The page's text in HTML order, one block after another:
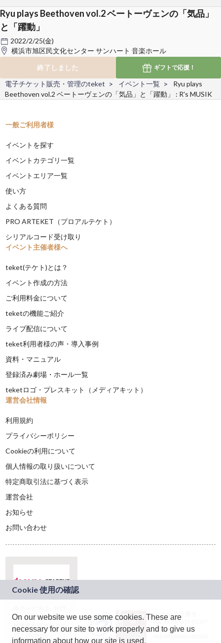
Ryu plays Beethoven vol.2 ベートーヴェンの「気品」
と「躍動」
2022/2/25(金)
横浜市旭区民文化センター サンハート 音楽ホール
終了しました
ギフトで応援！
電子チケット販売・管理のteket イベント一覧
Ryu plays
Beethoven vol.2 ベートーヴェンの「気品」と「躍動」 : R's MUSIK
一般ご利用者様
イベントを探す
イベントカテゴリ一覧
イベントエリア一覧
使い方
よくある質問
PRO ARTEKET（プロアルテケト）
シリアルコード受け取り
イベント主催者様へ
teket(テケト)とは？
イベント作成の方法
ご利用料金について
teketの機能ご紹介
ライブ配信について
teket利用者様の声・導入事例
資料・マニュアル
登録済み劇場・ホール一覧
teketロゴ・プレスキット（メディアキット）
運営会社情報
利用規約
プライバシーポリシー
Cookieの利用について
個人情報の取り扱いについて
特定商取引法に基づく表示
運営会社
お知らせ
お問い合わせ
ドコモグループの新
規事業創出プログラ
ム「docomo
JASRAC許諾番号：
9024936001Y45037
JASRAC許諾番号：
On our website we use some cookies. These are
necessary for our site to work properly and to give us
information about how our site is used.